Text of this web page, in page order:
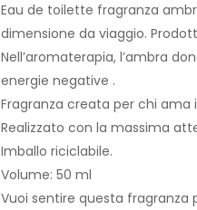
Eau de toilette fragranza
dimensione da viaggio.
Nell’aromaterapia, l’ambra
energie negative .
Fragranza creata per chi ama
Realizzato con la massima
Imballo riciclabile.
Volume: 50 ml
Vuoi sentire questa fragranza